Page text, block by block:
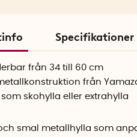
Specifikationer
från 34 till 60 cm
från
som skohylla eller extrahylla
smal metallhylla som